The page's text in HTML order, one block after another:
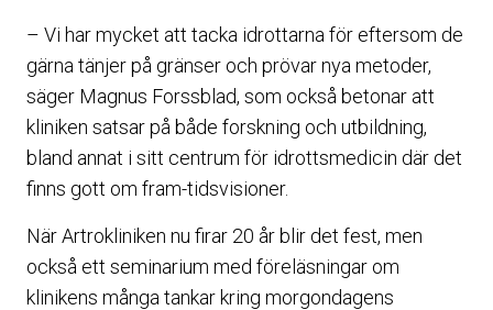
– Vi har mycket att tacka idrottarna för eftersom de
gärna tänjer på gränser och prövar nya metoder,
säger Magnus Forssblad, som också betonar att
kliniken satsar på både forskning och utbildning,
bland annat i sitt centrum för idrottsmedicin där det
finns gott om fram-tidsvisioner.
När Artrokliniken nu firar 20 år blir det fest, men
också ett seminarium med föreläsningar om
klinikens många tankar kring morgondagens